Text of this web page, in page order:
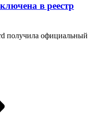
в реестр
получила официальный